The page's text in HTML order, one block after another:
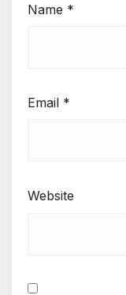
Name *
Email *
Website